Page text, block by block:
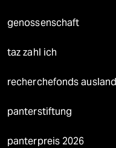
genossenschaft
taz zahl ich
recherchefonds ausland
panterstiftung
panterpreis 2026